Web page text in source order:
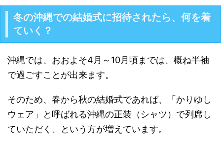
冬の沖縄での結婚式に招待されたら、何を着
ていく？
沖縄では、おおよそ4月～10月頃までは、概ね半袖
で過ごすことが出来ます。
そのため、春から秋の結婚式であれば、「かりゆし
ウェア」と呼ばれる沖縄の正装（シャツ）で列席し
ていただく、という方が増えています。